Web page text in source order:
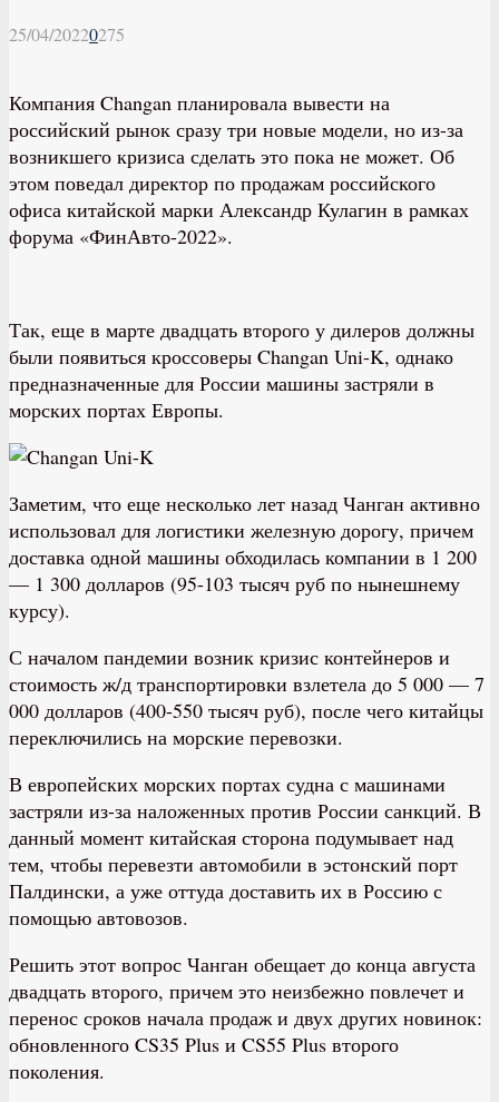
25/04/20220275
Компания Changan планировала вывести на
российский рынок сразу три новые модели, но из-за
возникшего кризиса сделать это пока не может. Об
этом поведал директор по продажам российского
офиса китайской марки Александр Кулагин в рамках
форума «ФинАвто-2022».
Так, еще в марте двадцать второго у дилеров должны
были появиться кроссоверы Changan Uni-K, однако
предназначенные для России машины застряли в
морских портах Европы.
Заметим, что еще несколько лет назад Чанган активно
использовал для логистики железную дорогу, причем
доставка одной машины обходилась компании в 1 200
— 1 300 долларов (95-103 тысяч руб по нынешнему
курсу).
С началом пандемии возник кризис контейнеров и
стоимость ж/д транспортировки взлетела до 5 000 — 7
000 долларов (400-550 тысяч руб), после чего китайцы
переключились на морские перевозки.
В европейских морских портах судна с машинами
застряли из-за наложенных против России санкций. В
данный момент китайская сторона подумывает над
тем, чтобы перевезти автомобили в эстонский порт
Палдински, а уже оттуда доставить их в Россию с
помощью автовозов.
Решить этот вопрос Чанган обещает до конца августа
двадцать второго, причем это неизбежно повлечет и
перенос сроков начала продаж и двух других новинок:
обновленного CS35 Plus и CS55 Plus второго
поколения.